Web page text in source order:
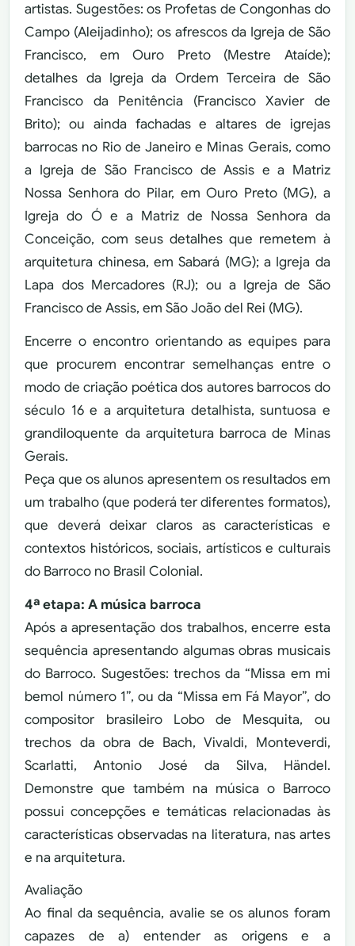
artistas. Sugestões: os Profetas de Congonhas do
Campo (Aleijadinho); os afrescos da Igreja de São
Francisco, em Ouro Preto (Mestre Ataíde);
detalhes da Igreja da Ordem Terceira de São
Francisco da Penitência (Francisco Xavier de
Brito); ou ainda fachadas e altares de igrejas
barrocas no Rio de Janeiro e Minas Gerais, como
a Igreja de São Francisco de Assis e a Matriz
Nossa Senhora do Pilar, em Ouro Preto (MG), a
Igreja do Ó e a Matriz de Nossa Senhora da
Conceição, com seus detalhes que remetem à
arquitetura chinesa, em Sabará (MG); a Igreja da
Lapa dos Mercadores (RJ); ou a Igreja de São
Francisco de Assis, em São João del Rei (MG).
Encerre o encontro orientando as equipes para
que procurem encontrar semelhanças entre o
modo de criação poética dos autores barrocos do
século 16 e a arquitetura detalhista, suntuosa e
grandiloquente da arquitetura barroca de Minas
Gerais.
Peça que os alunos apresentem os resultados em
um trabalho (que poderá ter diferentes formatos),
que deverá deixar claros as características e
contextos históricos, sociais, artísticos e culturais
do Barroco no Brasil Colonial.
4ª etapa: A música barroca
Após a apresentação dos trabalhos, encerre esta
sequência apresentando algumas obras musicais
do Barroco. Sugestões: trechos da “Missa em mi
bemol número 1”, ou da “Missa em Fá Mayor”, do
compositor brasileiro Lobo de Mesquita, ou
trechos da obra de Bach, Vivaldi, Monteverdi,
Scarlatti, Antonio José da Silva, Händel.
Demonstre que também na música o Barroco
possui concepções e temáticas relacionadas às
características observadas na literatura, nas artes
e na arquitetura.
Avaliação
Ao final da sequência, avalie se os alunos foram
capazes de a) entender as origens e a